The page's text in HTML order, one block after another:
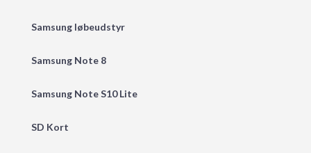
Samsung løbeudstyr
Samsung Note 8
Samsung Note S10 Lite
SD Kort